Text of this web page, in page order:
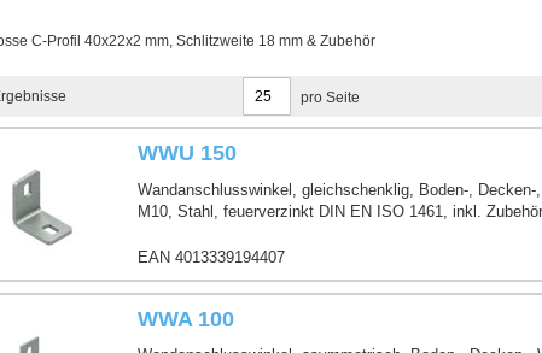
C-Profil 40x22x2 mm, Schlitzweite 18 mm & Zubehör
pro Seite
WWU 150
Wandanschlusswinkel, gleichschenklig, Boden-, Decken-
M10, Stahl, feuerverzinkt DIN EN ISO 1461, inkl. Zubehör
EAN 4013339194407
WWA 100